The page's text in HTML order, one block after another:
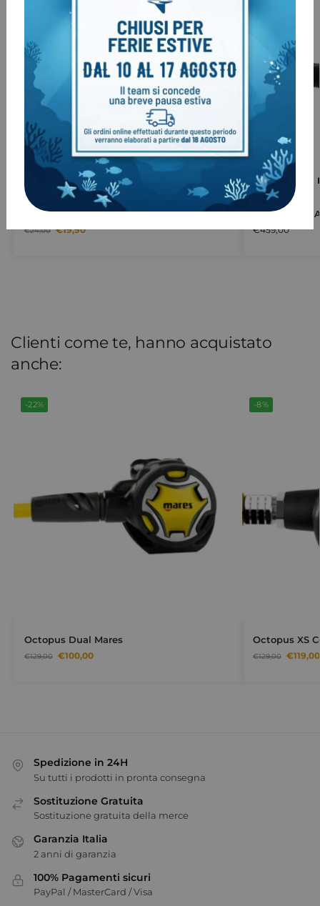
Boccaglio Termoformabile Modellabile
€24,00 €19,90
Octopus Ti2
€459,00
Clienti come te, hanno acquistato
anche:
-22%
Octopus Dual Mares
€129,00 €100,00
-8%
Octopus XS
€129,00 €119,00
Spedizione in 24H
Su tutti i prodotti in pronta consegna
Sostituzione Gratuita
Sostituzione gratuita della merce
Garanzia Italia
2 anni di garanzia
100% Pagamenti sicuri
PayPal / MasterCard / Visa